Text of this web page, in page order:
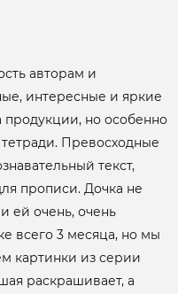
авторам и
интересные и яркие
продукции, но особенно
Превосходные
текст,
прописи. Дочка не
ей очень, очень
всего 3 месяца, но мы
картинки из серии
раскрашивает, а